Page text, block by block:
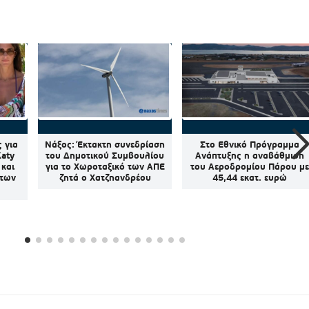
Νάξος: Έκτακτη συνεδρίαση
του Δημοτικού Συμβουλίου
για το Χωροταξικό των ΑΠΕ
ζητά ο Χατζηανδρέου
Στο Εθνικό Πρόγραμμα
Ανάπτυξης η αναβάθμιση
του Αεροδρομίου Πάρου με
45,44 εκατ. ευρώ